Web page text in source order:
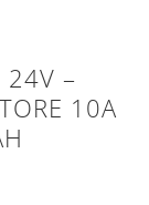
24V –
10A